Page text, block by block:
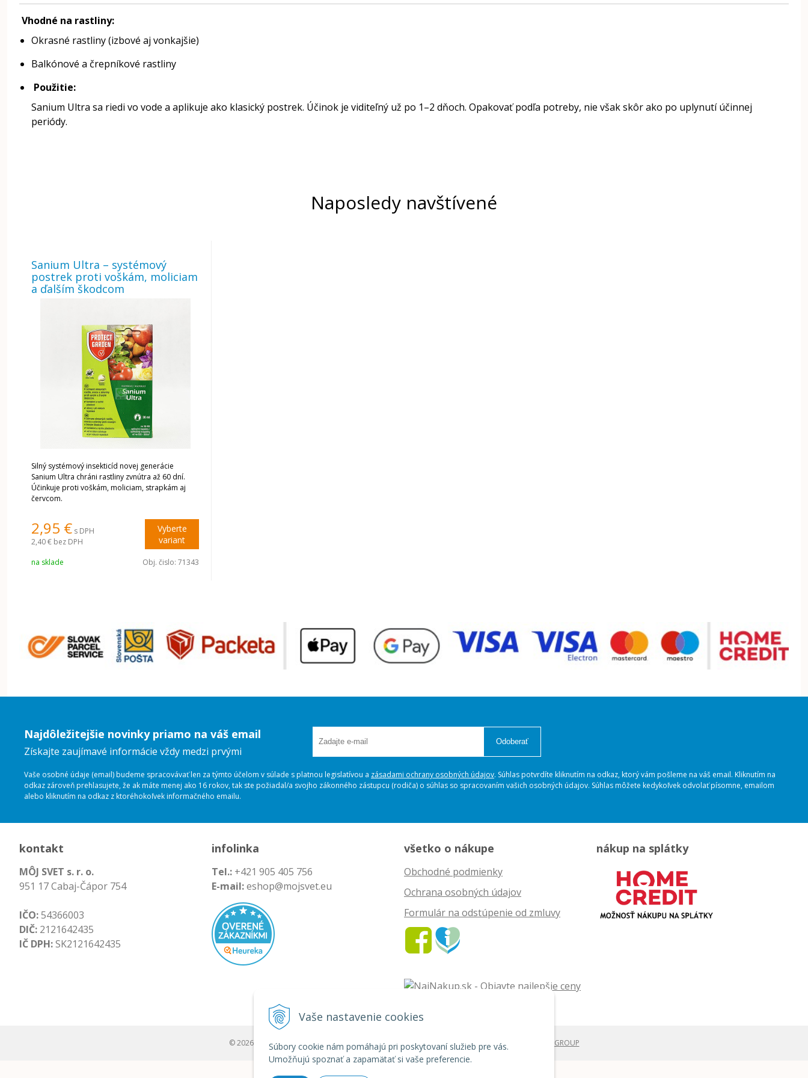
Vaše nastavenie cookies
Súbory cookie nám pomáhajú pri poskytovaní služieb pre vás.
Umožňujú spoznať a zapamätať si vaše preferencie.
Vhodné na rastliny:
Okrasné rastliny (izbové aj vonkajšie)
Balkónové a črepníkové rastliny
Použitie:
Sanium Ultra sa riedi vo vode a aplikuje ako klasický postrek. Účinok je viditeľný už po 1–2 dňoch. Opakovať podľa potreby, nie však skôr ako po uplynutí účinnej
periódy.
Naposledy navštívené
Sanium Ultra – systémový
postrek proti voškám, moliciam
a ďalším škodcom
Silný systémový insekticíd novej generácie
Sanium Ultra chráni rastliny zvnútra až 60 dní.
Účinkuje proti voškám, moliciam, strapkám aj
červcom.
2,95 € s DPH
2,40 € bez DPH
Vyberte
variant
na sklade Obj. čislo: 71343
Najdôležitejšie novinky priamo na váš email
Získajte zaujímavé informácie vždy medzi prvými
Odoberať
Vaše osobné údaje (email) budeme spracovávať len za týmto účelom v súlade s platnou legislatívou a zásadami ochrany osobných údajov. Súhlas potvrdíte kliknutím na odkaz, ktorý vám pošleme na váš email. Kliknutím na
odkaz zároveň prehlasujete, že ak máte menej ako 16 rokov, tak ste požiadal/a svojho zákonného zástupcu (rodiča) o súhlas so spracovaním vašich osobných údajov. Súhlas môžete kedykoľvek odvolať písomne, emailom
alebo kliknutím na odkaz z ktoréhokoľvek informačného emailu.
kontakt
MÔJ SVET s. r. o.
951 17 Cabaj-Čápor 754
IČO:54366003
DIČ: 2121642435
IČ DPH:SK2121642435
infolinka
Tel.: +421 905 405 756
E-mail:eshop@mojsvet.eu
všetko o nákupe
Obchodné podmienky
Ochrana osobných údajov
Formulár na odstúpenie od zmluvy
nákup na splátky
© 2026 Môj svet - rozličný tovar •tvorba eshopu cez UNIobchod,webhosting spoločnosti WEBYGROUP